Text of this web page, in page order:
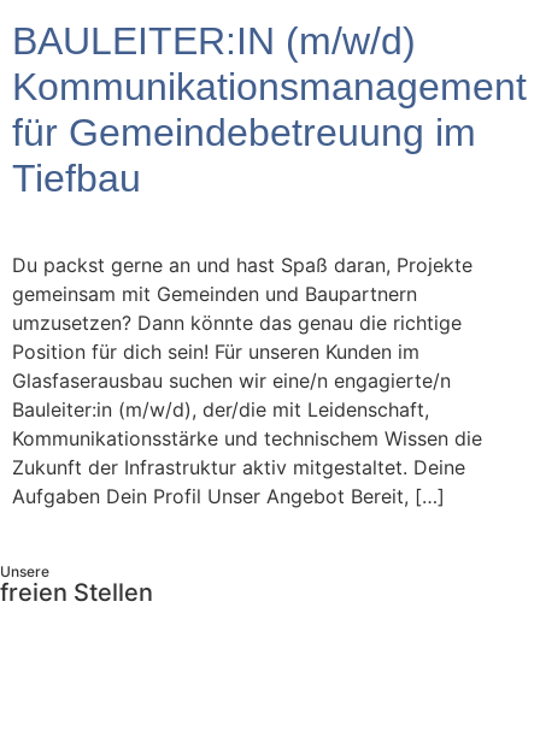
BAULEITER:IN (m/w/d)
Kommunikationsmanagement
für Gemeindebetreuung im
Tiefbau
Du packst gerne an und hast Spaß daran, Projekte
gemeinsam mit Gemeinden und Baupartnern
umzusetzen? Dann könnte das genau die richtige
Position für dich sein! Für unseren Kunden im
Glasfaserausbau suchen wir eine/n engagierte/n
Bauleiter:in (m/w/d), der/die mit Leidenschaft,
Kommunikationsstärke und technischem Wissen die
Zukunft der Infrastruktur aktiv mitgestaltet. Deine
Aufgaben Dein Profil Unser Angebot Bereit, […]
Unsere
freien Stellen